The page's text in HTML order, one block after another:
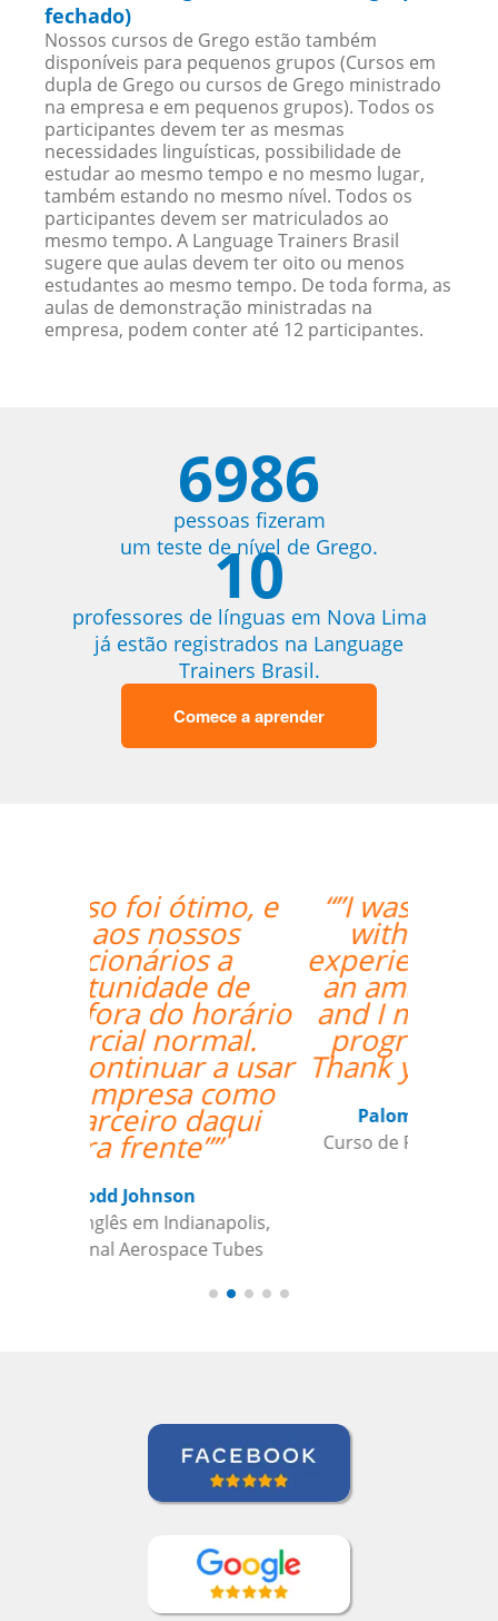
fechado)
Nossos cursos de Grego estão também
disponíveis para pequenos grupos (Cursos em
dupla de Grego ou cursos de Grego ministrado
na empresa e em pequenos grupos). Todos os
participantes devem ter as mesmas
necessidades linguísticas, possibilidade de
estudar ao mesmo tempo e no mesmo lugar,
também estando no mesmo nível. Todos os
participantes devem ser matriculados ao
mesmo tempo. A Language Trainers Brasil
sugere que aulas devem ter oito ou menos
estudantes ao mesmo tempo. De toda forma, as
aulas de demonstração ministradas na
empresa, podem conter até 12 participantes.
6986
pessoas fizeram
um teste de nível de Grego.
10
professores de línguas em Nova Lima
já estão registrados na Language
Trainers Brasil.
Comece a aprender
“”I was really happy
with the overall
experience. Aline was
an amazing teacher
and I made so much
progress with her.
Thank you so much!””
Paloma Kilchenmann
Curso de Português em Cuiabá